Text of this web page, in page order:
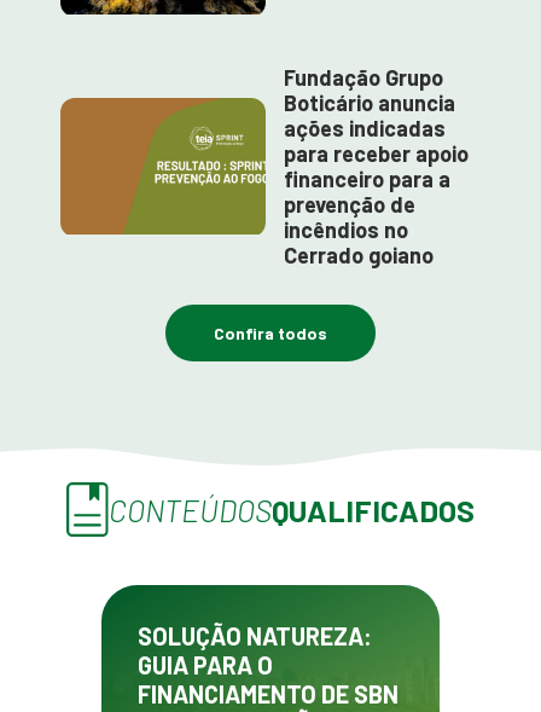
Fundação Grupo
Boticário anuncia
ações indicadas
para receber apoio
financeiro para a
prevenção de
incêndios no
Cerrado goiano
Confira todos
CONTEÚDOSQUALIFICADOS
SOLUÇÃO NATUREZA:
GUIA PARA O
FINANCIAMENTO DE SBN